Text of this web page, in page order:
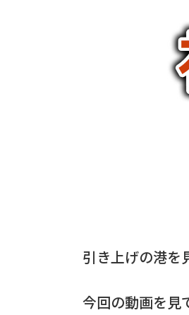
引き上げの港を
今回の動画を見